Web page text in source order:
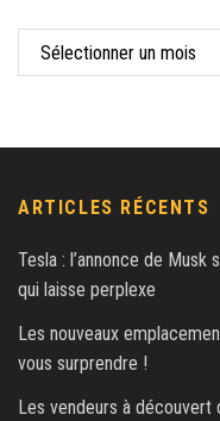
ARTICLES RÉCENTS
Tesla : l’annonce de
qui laisse perplexe
Les nouveaux
vous surprendre !
Les vendeurs à